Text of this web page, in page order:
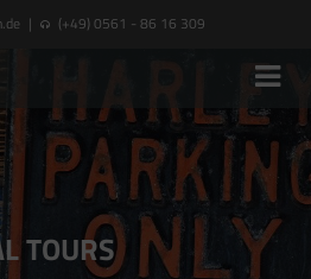
| (+49) 0561 - 86 16 309
TOURS